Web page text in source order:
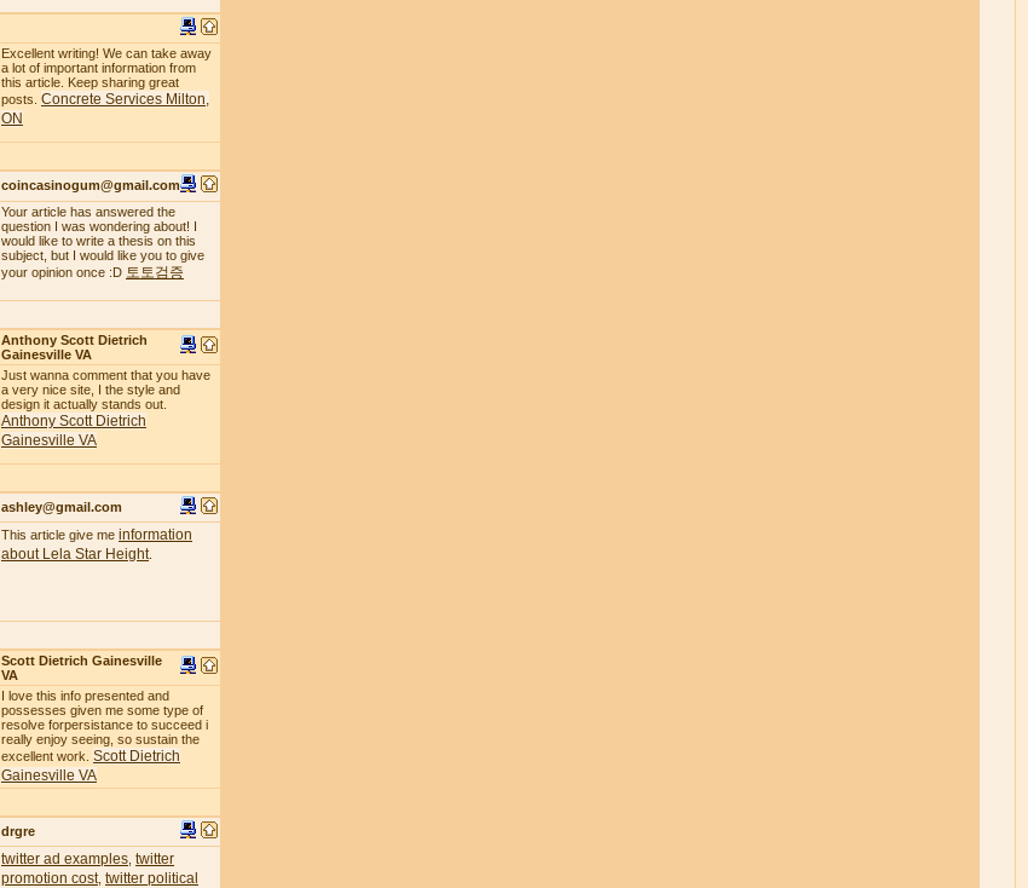
Excellent writing! We can take away
a lot of important information from
this article. Keep sharing great
posts. Concrete Services Milton,
ON
coincasinogum@gmail.com
Your article has answered the
question I was wondering about! I
would like to write a thesis on this
subject, but I would like you to give
your opinion once :D 토토검증
Anthony Scott Dietrich
Gainesville VA
Just wanna comment that you have
a very nice site, I the style and
design it actually stands out.
Anthony Scott Dietrich
Gainesville VA
ashley@gmail.com
This article give me information
about Lela Star Height.
Scott Dietrich Gainesville
VA
I love this info presented and
possesses given me some type of
resolve forpersistance to succeed i
really enjoy seeing, so sustain the
excellent work. Scott Dietrich
Gainesville VA
drgre
twitter ad examples twitter
promotion cost, twitter political